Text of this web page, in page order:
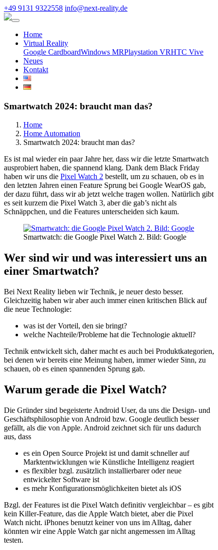
+49 9131 9322558 info@next-reality.de
Home
Virtual Reality
Google CardboardWindows MRPlaystation VRHTC Vive
Neues
Kontakt
Smartwatch 2024: braucht man das?
Home
Home Automation
Smartwatch 2024: braucht man das?
Es ist mal wieder ein paar Jahre her, dass wir die letzte Smartwatch
ausprobiert haben, die spannend klang. Dank dem Black Friday
haben wir uns die Pixel Watch 2 bestellt, um zu schauen, ob es in
den letzten Jahren einen Feature Sprung bei Google WearOS gab,
der dazu führt, dass wir ab jetzt welche tragen wollen. Natürlich gibt
es seit kurzem die Pixel Watch 3, aber die gab’s nicht als
Schnäppchen, und die Features unterscheiden sich kaum.
Smartwatch: die Google Pixel Watch 2. Bild: Google
Wer sind wir und was interessiert uns an
einer Smartwatch?
Bei Next Reality lieben wir Technik, je neuer desto besser.
Gleichzeitig haben wir aber auch immer einen kritischen Blick auf
die neue Technologie:
was ist der Vorteil, den sie bringt?
welche Nachteile/Probleme hat die Technologie aktuell?
Technik entwickelt sich, daher macht es auch bei Produktkategorien,
bei denen wir bereits eine Meinung haben, immer wieder Sinn, zu
schauen, ob es einen spannenden Sprung gab.
Warum gerade die Pixel Watch?
Die Gründer sind begeisterte Android User, da uns die Design- und
Geschäftsphilosophie von Android bzw. Google deutlich besser
gefällt, als die von Apple. Android zeichnet sich für uns dadurch
aus, dass
es ein Open Source Projekt ist und damit schneller auf
Marktentwicklungen wie Künstliche Intelligenz reagiert
es flexibler bzgl. zusätzlich installierbarer oder neue
entwickelter Software ist
es mehr Konfigurationsmöglichkeiten bietet als iOS
Bzgl. der Features ist die Pixel Watch definitiv vergleichbar – es gibt
kein Killer-Feature, das die Apple Watch bietet, aber die Pixel
Watch nicht. iPhones benutzt keiner von uns im Alltag, daher
könnten wir eine Apple Watch gar nicht angemessen im Alltag
testen.